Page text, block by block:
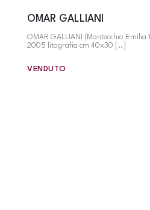
OMAR GALLIANI
OMAR GALLIANI (Montecchio
2005 litografia cm 40x30 [..]
VENDUTO